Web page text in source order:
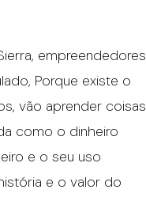
empreendedores
Porque existe o
vão aprender coisas
como o dinheiro
e o seu uso
e o valor do